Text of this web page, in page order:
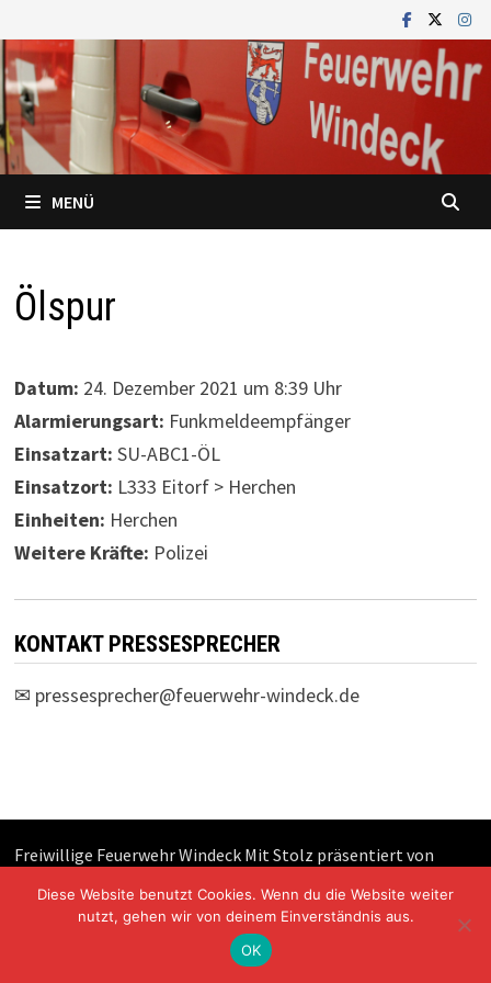
Inhalt
springen
MENÜ
Ölspur
Datum: 24. Dezember 2021 um 8:39 Uhr
Alarmierungsart: Funkmeldeempfänger
Einsatzart: SU-ABC1-ÖL
Einsatzort: L333 Eitorf > Herchen
Einheiten: Herchen
Weitere Kräfte: Polizei
KONTAKT PRESSESPRECHER
✉ pressesprecher@feuerwehr-windeck.de
Freiwillige Feuerwehr Windeck Mit Stolz präsentiert von
Diese Website benutzt Cookies. Wenn du die Website weiter
nutzt, gehen wir von deinem Einverständnis aus.
OK